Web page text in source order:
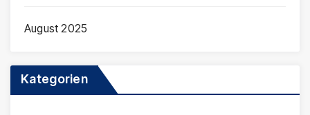
August 2025
Kategorien